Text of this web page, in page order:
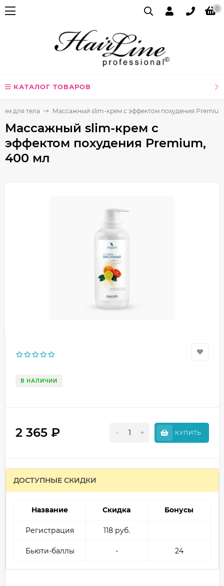
0
КАТАЛОГ ТОВАРОВ
для тела Массажный slim-крем с эффектом похудения
Массажный slim-крем с
эффектом похудения Premium,
400 мл
В НАЛИЧИИ
2 365 ₽ - + КУПИТЬ
ДОСТУПНЫЕ СКИДКИ
Название Скидка Бонусы
Регистрация 118 руб.
Бьюти-баллы - 24